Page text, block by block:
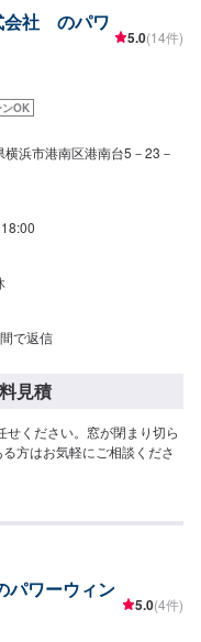
会社 のパワ
5.0(14件)
ンOK
横浜市港南区港南台5－23－
で返信
見積
ください。窓が閉まり切ら
方はお気軽にご相談くださ
パワーウィン
5.0(4件)